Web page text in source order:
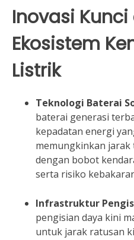
Inovasi
Ekosistem
Listrik
Teknologi Baterai
baterai generasi
kepadatan energi
memungkinkan
dengan bobot
serta risiko
Infrastruktur
pengisian daya kini
untuk jarak ratusan